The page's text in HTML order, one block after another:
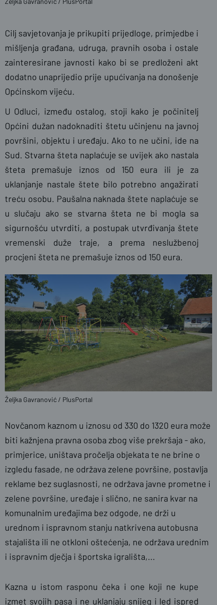
Cilj savjetovanja je prikupiti prijedloge, primjedbe i
mišljenja građana, udruga, pravnih osoba i ostale
zainteresirane javnosti kako bi se predloženi akt
dodatno unaprijedio prije upućivanja na donošenje
Općinskom vijeću.
U Odluci, između ostalog, stoji kako je počinitelj
Općini dužan nadoknaditi štetu učinjenu na javnoj
površini, objektu i uređaju. Ako to ne učini, ide na
Sud. Stvarna šteta naplaćuje se uvijek ako nastala
šteta premašuje iznos od 150 eura ili je za
uklanjanje nastale štete bilo potrebno angažirati
treću osobu. Paušalna naknada štete naplaćuje se
u slučaju ako se stvarna šteta ne bi mogla sa
sigurnošću utvrditi, a postupak utvrđivanja štete
vremenski duže traje, a prema neslužbenoj
procjeni šteta ne premašuje iznos od 150 eura.
Željka Gavranović / PlusPortal
Novčanom kaznom u iznosu od 330 do 1320 eura može
biti kažnjena pravna osoba zbog više prekršaja - ako,
primjerice, uništava pročelja objekata te ne brine o
izgledu fasade, ne održava zelene površine, postavlja
reklame bez suglasnosti, ne održava javne prometne i
zelene površine, uređaje i slično, ne sanira kvar na
komunalnim uređajima bez odgode, ne drži u
urednom i ispravnom stanju natkrivena autobusna
stajališta ili ne otkloni oštećenja, ne održava urednim
i ispravnim dječja i športska igrališta,...
Kazna u istom rasponu čeka i one koji ne kupe
izmet svojih pasa i ne uklanjaju snijeg i led ispred